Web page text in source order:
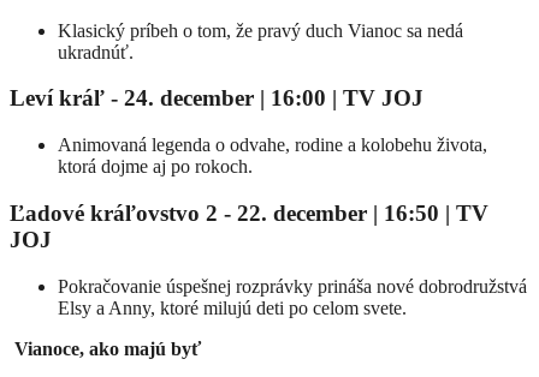
Klasický príbeh o tom, že pravý duch Vianoc sa nedá
ukradnúť.
Leví kráľ - 24. december | 16:00 | TV JOJ
Animovaná legenda o odvahe, rodine a kolobehu života,
ktorá dojme aj po rokoch.
Ľadové kráľovstvo 2 - 22. december | 16:50 | TV
JOJ
Pokračovanie úspešnej rozprávky prináša nové dobrodružstvá
Elsy a Anny, ktoré milujú deti po celom svete.
Vianoce, ako majú byť